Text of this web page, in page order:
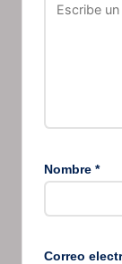
Nombre *
Correo